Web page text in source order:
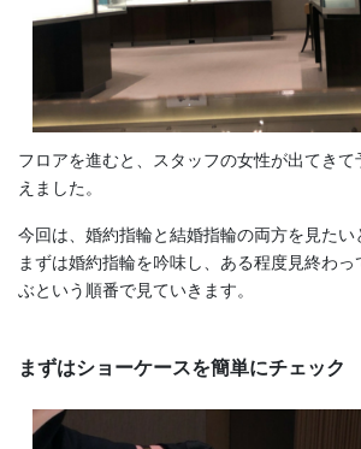
フロアを進むと、スタッフの女性が出てきて
えました。
今回は、婚約指輪と結婚指輪の両方を見たい
まずは婚約指輪を吟味し、ある程度見終わ
ぶという順番で見ていきます。
まずはショーケースを簡単にチェック